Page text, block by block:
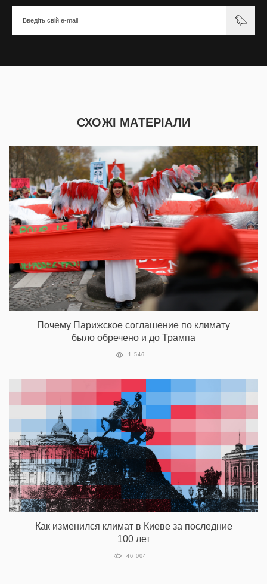
СХОЖІ МАТЕРІАЛИ
Почему Парижское соглашение по климату
было обречено и до Трампа
1 546
Как изменился климат в Киеве за последние
100 лет
46 004